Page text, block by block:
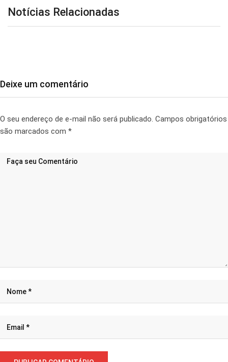
Notícias Relacionadas
Deixe um comentário
O seu endereço de e-mail não será publicado. Campos obrigatórios
são marcados com *